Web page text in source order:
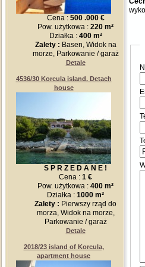
Cena : 500 .000 €
Pow. użytkowa : 220 m²
Działka : 400 m²
Zalety : Basen, Widok na
morze, Parkowanie / garaż
Detale
4536/30 Korcula island. Detach
house
S P R Z E D A N E !
Cena : 1 €
Pow. użytkowa : 400 m²
Działka : 1000 m²
Zalety : Pierwszy rząd do
morza, Widok na morze,
Parkowanie / garaż
Detale
2018/23 island of Korcula,
apartment house